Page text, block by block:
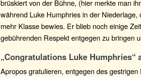
brüskiert von der Bühne, (hier merkte man
während Luke Humphries in der
mehr Klasse bewies. Er blieb noch einige
gebührenden Respekt entgegen zu bringen
„Congratulations Luke
Apropos gratulieren, entgegen des